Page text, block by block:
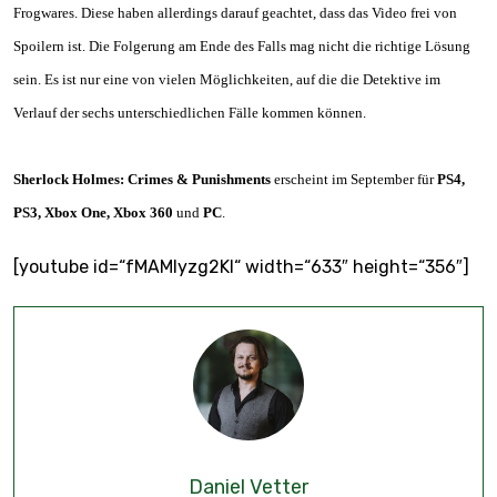
Frogwares. Diese haben allerdings darauf geachtet, dass das Video frei von
Spoilern ist. Die Folgerung am Ende des Falls mag nicht die richtige Lösung
sein. Es ist nur eine von vielen Möglichkeiten, auf die die Detektive im
Verlauf der sechs unterschiedlichen Fälle kommen können.
Sherlock Holmes: Crimes & Punishments erscheint im September fürPS4,
PS3, Xbox One, Xbox 360 und PC.
[youtube id=“fMAMlyzg2KI“ width=“633″ height=“356″]
Daniel Vetter